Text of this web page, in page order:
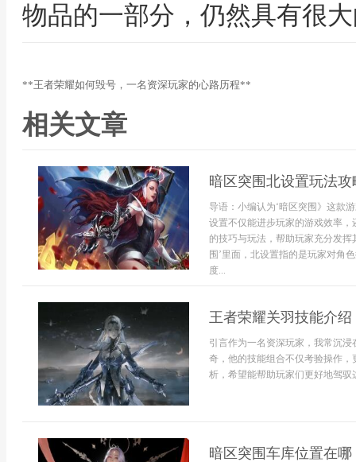
物品的一部分，仍然具有很
**王者荣耀如何毁号，一名资深玩家的心路历程**
相关文章
暗区突围北设置玩法攻
导语：小编认为‘暗区突围》这款
设置不仅能进步玩家的游戏效率
的技巧与玩法，帮助玩家充分发
围’里面，北设置指的是玩家对角
度...
王者荣耀关羽技能介
引言作为一名资深玩家，我常沉
奇，他的技能组合不仅考验操作
析，希望能帮助玩家们更好地驾驭
暗区突围车库位置在哪